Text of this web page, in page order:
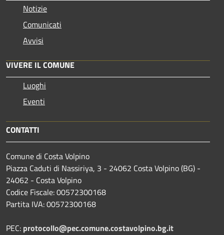
Notizie
Comunicati
Avvisi
VIVERE IL COMUNE
Luoghi
Eventi
CONTATTI
Comune di Costa Volpino
Piazza Caduti di Nassiriya, 3 - 24062 Costa Volpino (BG) -
24062 - Costa Volpino
Codice Fiscale: 00572300168
Partita IVA: 00572300168
PEC: protocollo@pec.comune.costavolpino.bg.it